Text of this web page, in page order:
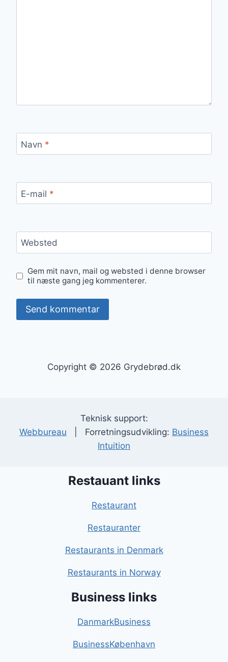
Navn *
E-mail *
Websted
Gem mit navn, mail og websted i denne browser
til næste gang jeg kommenterer.
Copyright © 2026 Grydebrød.dk
Teknisk support:
Webbureau | Forretningsudvikling: Business
Intuition
Restauant links
Restaurant
Restauranter
Restaurants in Denmark
Restaurants in Norway
Business links
DanmarkBusiness
BusinessKøbenhavn